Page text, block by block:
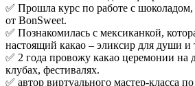
✅ Прошла курс по работе с
от BonSweet.
✅ Познакомилась с мексиканкой,
настоящий какао – эликсир для души и
✅ 2 года провожу какао церемонии на
клубах, фестивалях.
✅ автор виртуального мастер-класса